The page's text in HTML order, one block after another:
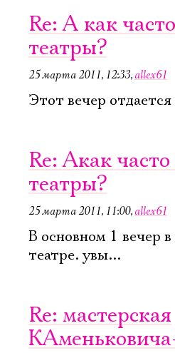
Re: А как
театры?
25 марта 2011, 12:33, allex61
Этот вечер
Re: Акак
театры?
25 марта 2011, 11:00, allex61
В основном 1 вечер
театре. увы...
Re: мастерская